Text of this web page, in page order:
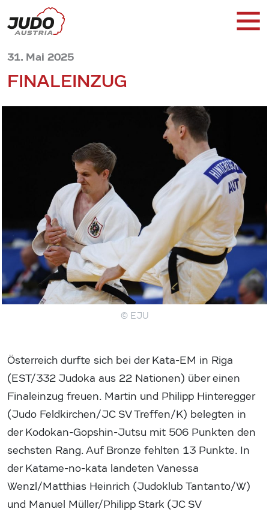
31. Mai 2025
FINALEINZUG
© EJU
Österreich durfte sich bei der Kata-EM in Riga
(EST/332 Judoka aus 22 Nationen) über einen
Finaleinzug freuen. Martin und Philipp Hinteregger
(Judo Feldkirchen/JC SV Treffen/K) belegten in
der Kodokan-Gopshin-Jutsu mit 506 Punkten den
sechsten Rang. Auf Bronze fehlten 13 Punkte. In
der Katame-no-kata landeten Vanessa
Wenzl/Matthias Heinrich (Judoklub Tantanto/W)
und Manuel Müller/Philipp Stark (JC SV